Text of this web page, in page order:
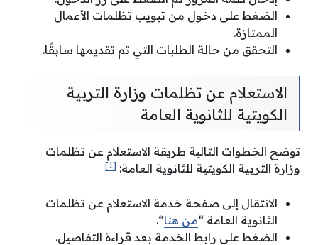
الضغط على دخول من تبويب تظلمات الأعمال
الممتازة.
التحقق من حالة الطلبات التي تم تقديمها سابقًا.
الاستعلام عن تظلمات وزارة التربية
الكويتية للثانوية العامة
توضح الخطوات التالية طريقة الاستعلام عن تظلمات
وزارة التربية الكويتية للثانوية العامة: [1]
الانتقال إلى صفحة خدمة الاستعلام عن تظلمات
الثانوية العامة “من هنا“.
الضغط على رابط الخدمة بعد قراءة التفاصيل.